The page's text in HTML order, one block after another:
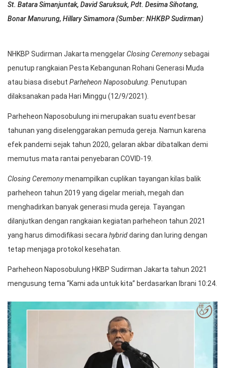
St. Batara Simanjuntak, David Saruksuk, Pdt. Desima Sihotang,
Bonar Manurung, Hillary Simamora (Sumber: NHKBP Sudirman)
NHKBP Sudirman Jakarta menggelarClosing Ceremonysebagai
penutup rangkaian Pesta Kebangunan Rohani Generasi Muda
atau biasa disebut Parheheon Naposobulung . Penutupan
dilaksanakan pada Hari Minggu (12/9/2021).
Parheheon Naposobulung ini merupakan suatu eventbesar
tahunan yang diselenggarakan pemuda gereja. Namun karena
efek pandemi sejak tahun 2020, gelaran akbar dibatalkan demi
memutus mata rantai penyebaran COVID-19.
Closing Ceremonymenampilkan cuplikan tayangan kilas balik
parheheon tahun 2019 yang digelar meriah, megah dan
menghadirkan banyak generasi muda gereja. Tayangan
dilanjutkan dengan rangkaian kegiatan parheheon tahun 2021
yang harus dimodifikasi secara hybriddaring dan luring dengan
tetap menjaga protokol kesehatan.
Parheheon Naposobulung HKBP Sudirman Jakarta tahun 2021
mengusung tema “Kami ada untuk kita” berdasarkan Ibrani 10:24.